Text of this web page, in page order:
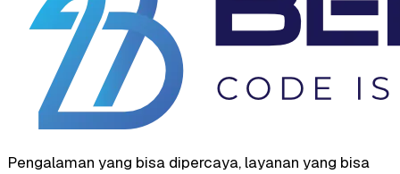
Pengalaman yang bisa dipercaya, layanan yang bisa